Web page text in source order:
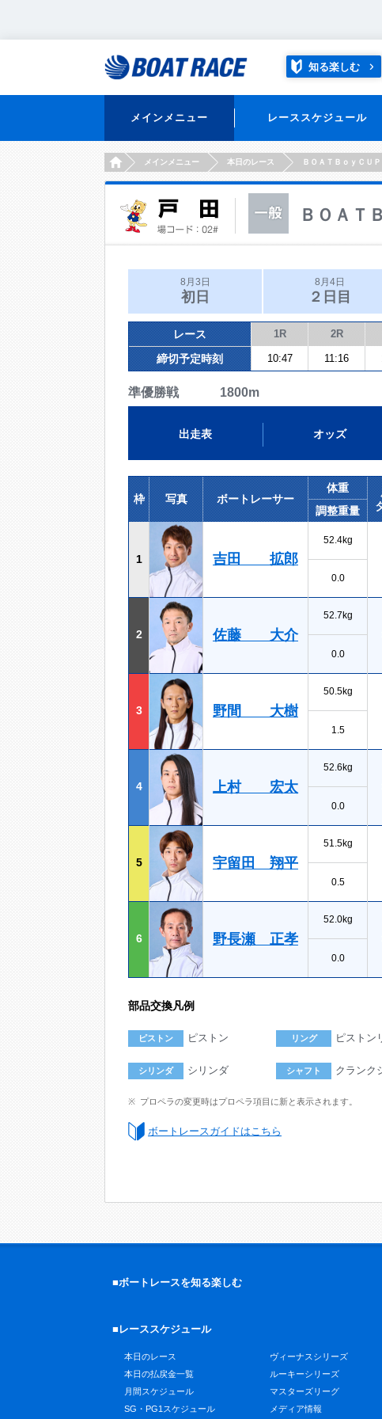
知る楽しむ
メインメニュー レーススケジュール
HOMEメインメニュー 本日のレース ＢＯＡＴＢｏｙＣＵＰ
ＢＯＡＴ
8月3日
初日
8月4日
２日目
レース 1R 2R
締切予定時刻 10:47 11:16
準優勝戦 1800m
出走表 オッズ
枠 写真 ボートレーサー
体重
調整重量
1 吉田 拡郎
52.4kg
0.0
2 佐藤 大介
52.7kg
0.0
3 野間 大樹
50.5kg
1.5
4 上村 宏太
52.6kg
0.0
5 宇留田 翔平
51.5kg
0.5
6 野長瀬 正孝
52.0kg
0.0
部品交換凡例
ピストン ピストン リング ピストン
シリンダ シリンダ シャフト クランク
プロペラの変更時はプロペラ項目に新と表示されます。
ボートレースガイドはこちら
■ボートレースを知る楽しむ
■レーススケジュール
本日のレース
本日の払戻金一覧
月間スケジュール
SG・PG1スケジュール
ヴィーナスシリーズ
ルーキーシリーズ
マスターズリーグ
メディア情報